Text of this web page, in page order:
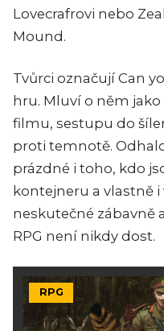
Lovecrafrovi nebo
Mound.
Tvůrci označují Can
hru. Mluví o něm
filmu, sestupu do
proti temnotě.
prázdné i toho, kdo
kontejneru a vlastně
neskutečné zábavně
RPG není nikdy dost.
RPG